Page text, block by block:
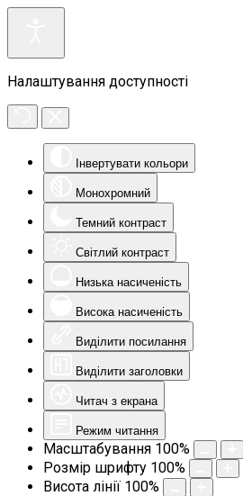
Налаштування доступності
Інвертувати кольори
Монохромний
Темний контраст
Світлий контраст
Низька насиченість
Висока насиченість
Виділити посилання
Виділити заголовки
Читач з екрана
Режим читання
Масштабування 100%
Розмір шрифту 100%
Висота лінії 100%